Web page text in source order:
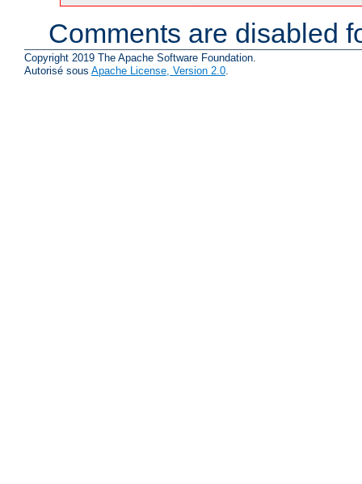
Comments are disabled
Copyright 2019 The Apache Software Foundation.
Autorisé sous Apache License, Version 2.0.